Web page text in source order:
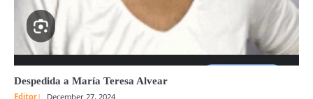
Despedida a María Teresa Alvear
Editor December 27, 2024